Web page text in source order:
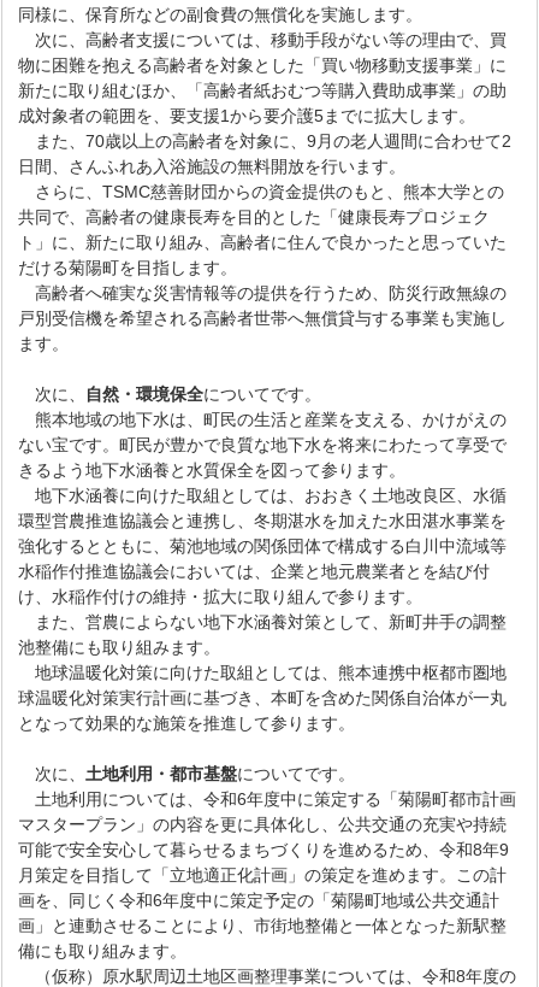
同様に、保育所などの副食費の無償化を実施します。
次に、高齢者支援については、移動手段がない等の理由で、買
物に困難を抱える高齢者を対象とした「買い物移動支援事業」に
新たに取り組むほか、「高齢者紙おむつ等購入費助成事業」の助
成対象者の範囲を、要支援1から要介護5までに拡大します。
また、70歳以上の高齢者を対象に、9月の老人週間に合わせて2
日間、さんふれあ入浴施設の無料開放を行います。
さらに、TSMC慈善財団からの資金提供のもと、熊本大学との
共同で、高齢者の健康長寿を目的とした「健康長寿プロジェク
ト」に、新たに取り組み、高齢者に住んで良かったと思っていた
だける菊陽町を目指します。
高齢者へ確実な災害情報等の提供を行うため、防災行政無線の
戸別受信機を希望される高齢者世帯へ無償貸与する事業も実施し
ます。
次に、 自然・環境保全についてです。
熊本地域の地下水は、町民の生活と産業を支える、かけがえの
ない宝です。町民が豊かで良質な地下水を将来にわたって享受で
きるよう地下水涵養と水質保全を図って参ります。
地下水涵養に向けた取組としては、おおきく土地改良区、水循
環型営農推進協議会と連携し、冬期湛水を加えた水田湛水事業を
強化するとともに、菊池地域の関係団体で構成する白川中流域等
水稲作付推進協議会においては、企業と地元農業者とを結び付
け、水稲作付けの維持・拡大に取り組んで参ります。
また、営農によらない地下水涵養対策として、新町井手の調整
池整備にも取り組みます。
地球温暖化対策に向けた取組としては、熊本連携中枢都市圏地
球温暖化対策実行計画に基づき、本町を含めた関係自治体が一丸
となって効果的な施策を推進して参ります。
次に、 土地利用・都市基盤についてです。
土地利用については、令和6年度中に策定する「菊陽町都市計画
マスタープラン」の内容を更に具体化し、公共交通の充実や持続
可能で安全安心して暮らせるまちづくりを進めるため、令和8年9
月策定を目指して「立地適正化計画」の策定を進めます。この計
画を、同じく令和6年度中に策定予定の「菊陽町地域公共交通計
画」と連動させることにより、市街地整備と一体となった新駅整
備にも取り組みます。
（仮称）原水駅周辺土地区画整理事業については、令和8年度の